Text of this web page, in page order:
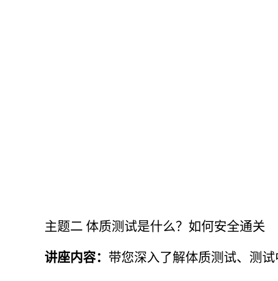
主题二 体质测试是什么？如何安全通关
讲座内容： 带您深入了解体质测试、测